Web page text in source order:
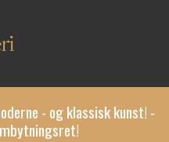
- og klassisk kunst! -